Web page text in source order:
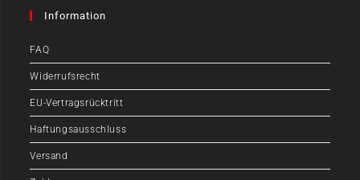
Information
FAQ
Widerrufsrecht
EU-Vertragsrücktritt
Haftungsausschluss
Versand